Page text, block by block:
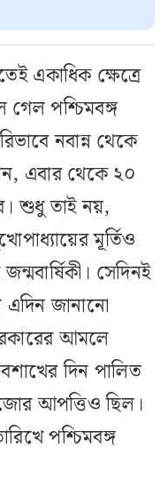
একাধিক ক্ষেত্রে
পশ্চিমবঙ্গ
নবান্ন থেকে
এবার থেকে ২০
শুধু তাই নয়,
মূর্তিও
সেদিনই
জানানো
আমলে
দিন পালিত
আপত্তিও ছিল।
পশ্চিমবঙ্গ